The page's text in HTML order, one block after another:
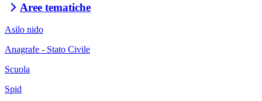
Aree tematiche
Asilo nido
Anagrafe - Stato Civile
Scuola
Spid